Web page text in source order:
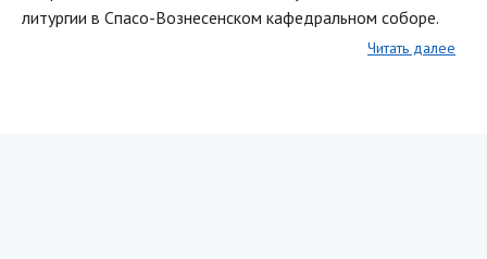
литургии в Спасо-Вознесенском кафедральном соборе.
Читать далее